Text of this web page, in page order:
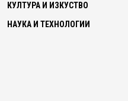
КУЛТУРА И ИЗКУСТВО
НАУКА И ТЕХНОЛОГИИ